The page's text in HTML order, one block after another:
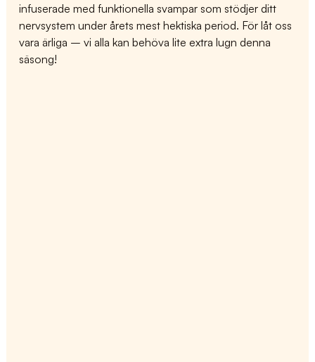
infuserade med funktionella svampar som stödjer ditt
nervsystem under årets mest hektiska period. För låt oss
vara ärliga – vi alla kan behöva lite extra lugn denna
säsong!